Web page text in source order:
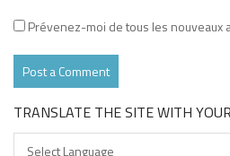
Prévenez-moi de tous les nouveaux
TRANSLATE THE SITE WITH